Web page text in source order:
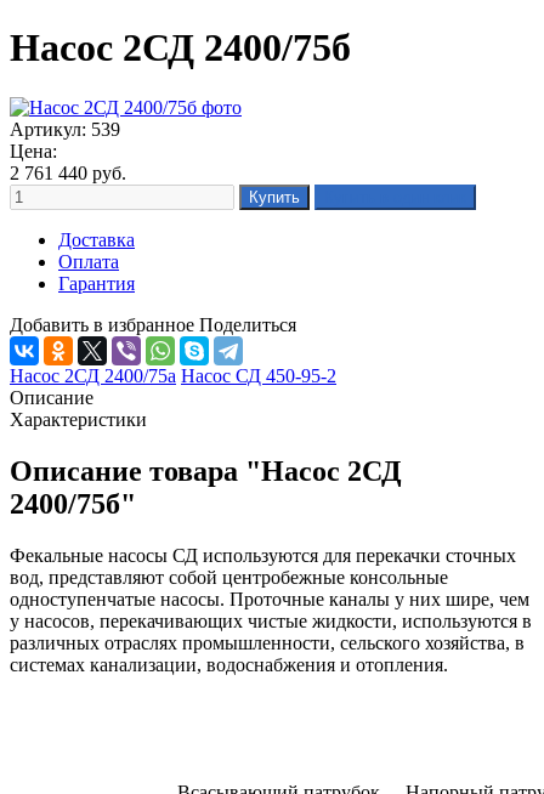
Насос 2СД 2400/75б
Артикул: 539
Цена:
2 761 440 руб.
Доставка
Оплата
Гарантия
Добавить в избранное Поделиться
Насос 2СД 2400/75а Насос СД 450-95-2
Описание
Характеристики
Описание товара "Насос 2СД
2400/75б"
Фекальные насосы СД используются для перекачки сточных
вод, представляют собой центробежные консольные
одноступенчатые насосы. Проточные каналы у них шире, чем
у насосов, перекачивающих чистые жидкости, используются в
различных отраслях промышленности, сельского хозяйства, в
системах канализации, водоснабжения и отопления.